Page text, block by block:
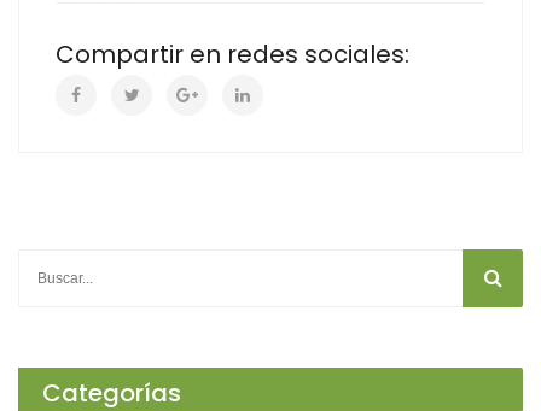
Compartir en redes sociales:
Categorías